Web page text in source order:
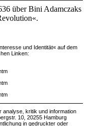
über Bini Adamczaks
und Identität« auf dem
Linken:
analyse, kritik und information
10, 20255 Hamburg
in gedruckter oder